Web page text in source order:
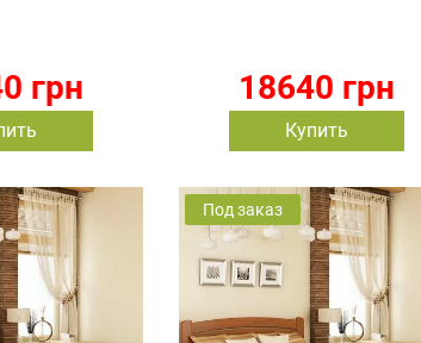
грн 18640 грн
Купить
Под заказ